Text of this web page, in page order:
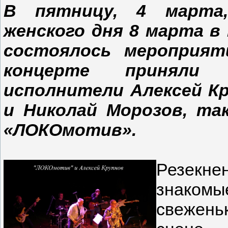
В пятницу, 4 марта,
женского дня 8 марта
состоялось
концерте
исполнители Алексей
и Николай Морозов,
«ЛОКОмотив».